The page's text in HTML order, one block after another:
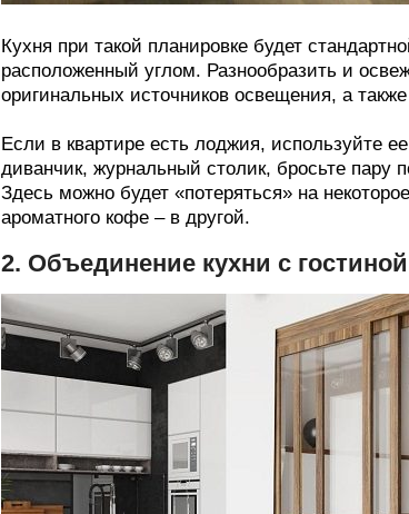
Кухня при такой планировке будет
расположенный углом. Разнообразить и
оригинальных источников освещения, а
Если в квартире есть лоджия, используйте
диванчик, журнальный столик, бросьте пару
Здесь можно будет «потеряться» на
ароматного кофе – в другой.
2. Объединение кухни с